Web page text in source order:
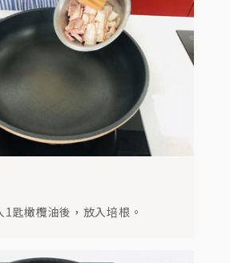
匙橄欖油後，放入培根。
、蘑菇，炒軟後加入玫瑰鹽